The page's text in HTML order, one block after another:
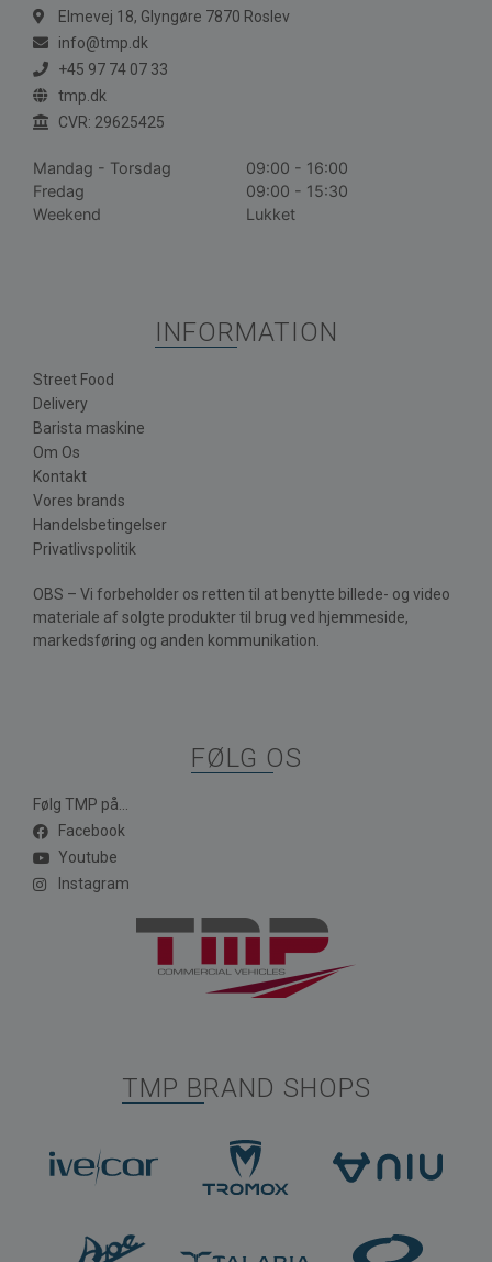
Elmevej 18, Glyngøre 7870 Roslev
info@tmp.dk
+45 97 74 07 33
tmp.dk
CVR: 29625425
Mandag - Torsdag
09:00 - 16:00
Fredag
09:00 - 15:30
Weekend
Lukket
INFORMATION
Street Food
Delivery
Barista maskine
Om Os
Kontakt
Vores brands
Handelsbetingelser
Privatlivspolitik
OBS – Vi forbeholder os retten til at benytte billede- og video
materiale af solgte produkter til brug ved hjemmeside,
markedsføring og anden kommunikation.
FØLG OS
Følg TMP på...
Facebook
Youtube
Instagram
TMP BRAND SHOPS